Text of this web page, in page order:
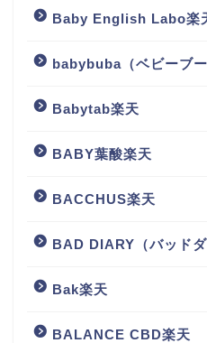
Baby English Labo楽
babybuba（ベビーブ
Babytab楽天
BABY葉酸楽天
BACCHUS楽天
BAD DIARY（バッド
Bak楽天
BALANCE CBD楽天